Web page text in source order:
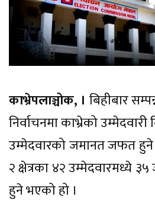
काभ्रेपलाञ्चोक, । बिहीबार
निर्वाचनमा काभ्रेको
उम्मेदवारको जमानत जफत
२ क्षेत्रका ४२ उम्मेदवारमध्ये
हुने भएको हो ।